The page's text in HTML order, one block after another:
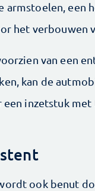
armstoelen, een
het verbouwen
van een
kan de
een inzetstuk
ook benut